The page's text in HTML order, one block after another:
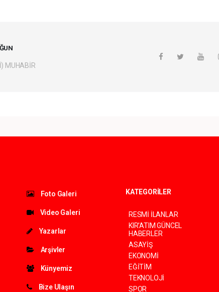
MUHABİR
Foto Galeri
Video Galeri
Yazarlar
Arşivler
Künyemiz
Bize Ulaşın
KATEGORİLER
RESMİ İLANLAR
KIR'ATIM GÜNCEL
HABERLER
ASAYİŞ
EKONOMİ
EĞİTİM
TEKNOLOJİ
SPOR